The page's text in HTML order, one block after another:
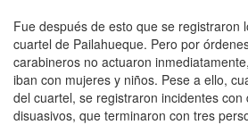
Fue después de esto que se registraron
cuartel de Pailahueque. Pero por
carabineros no actuaron
iban con mujeres y niños. Pese a ello,
del cuartel, se registraron incidentes
disuasivos, que terminaron con tres